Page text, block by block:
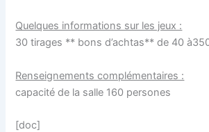
Quelques informations sur les jeux :
30 tirages ** bons d’achtas** de 40
Renseignements complémentaires :
capacité de la salle 160 persones
[doc]